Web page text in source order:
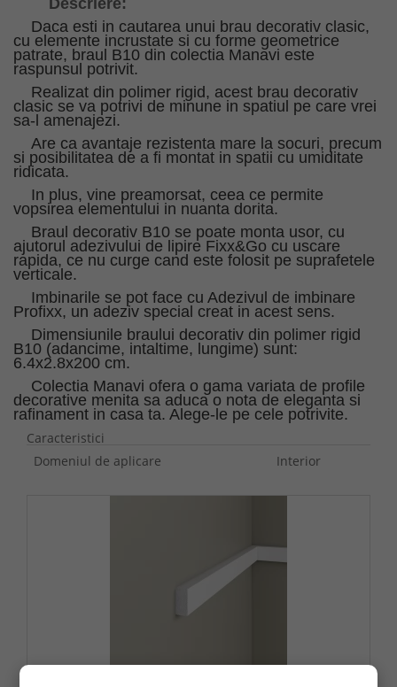
Daca esti in cautarea unui brau decorativ clasic,
cu elemente incrustate si cu forme geometrice
patrate, braul B10 din colectia Manavi este
raspunsul potrivit.
Realizat din polimer rigid, acest brau decorativ
clasic se va potrivi de minune in spatiul pe care vrei
sa-l amenajezi.
Are ca avantaje rezistenta mare la socuri, precum
si posibilitatea de a fi montat in spatii cu umiditate
ridicata.
In plus, vine preamorsat, ceea ce permite
vopsirea elementului in nuanta dorita.
Braul decorativ B10 se poate monta usor, cu
ajutorul adezivului de lipire Fixx&Go cu uscare
rapida, ce nu curge cand este folosit pe suprafetele
verticale.
Imbinarile se pot face cu Adezivul de imbinare
Profixx, un adeziv special creat in acest sens.
Dimensiunile braului decorativ din polimer rigid
B10 (adancime, intaltime, lungime) sunt:
6.4x2.8x200 cm.
Colectia Manavi ofera o gama variata de profile
decorative menita sa aduca o nota de eleganta si
rafinament in casa ta. Alege-le pe cele potrivite.
Caracteristici
Domeniul de aplicare
Interior